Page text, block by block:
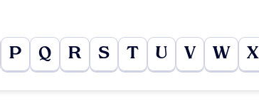
P Q R S T U V W X